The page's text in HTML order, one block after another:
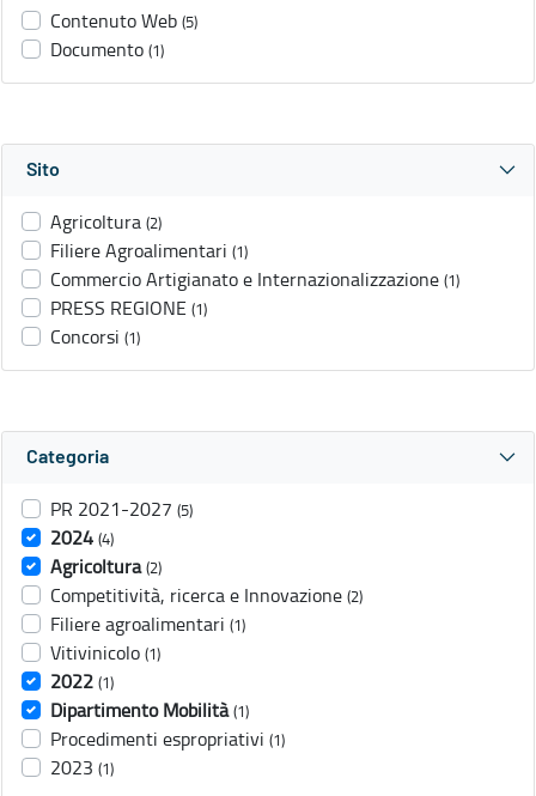
Contenuto Web (5)
Documento (1)
Sito
Agricoltura (2)
Filiere Agroalimentari (1)
Commercio Artigianato e Internazionalizzazione (1)
PRESS REGIONE (1)
Concorsi (1)
Categoria
PR 2021-2027 (5)
2024 (4)
Agricoltura (2)
Competitività, ricerca e Innovazione (2)
Filiere agroalimentari (1)
Vitivinicolo (1)
2022 (1)
Dipartimento Mobilità (1)
Procedimenti espropriativi (1)
2023 (1)